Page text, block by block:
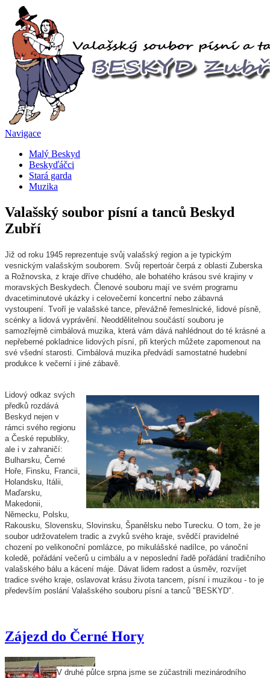
Navigace
Malý Beskyd
Beskyďáčci
Stará garda
Muzika
Valašský soubor písní a tanců Beskyd
Zubří
Již od roku 1945 reprezentuje svůj valašský region a je typickým
vesnickým valašským souborem. Svůj repertoár čerpá z oblasti Zuberska
a Rožnovska, z kraje dříve chudého, ale bohatého krásou své krajiny v
moravských Beskydech. Členové souboru mají ve svém programu
dvacetiminutové ukázky i celovečerní koncertní nebo zábavná
vystoupení. Tvoří je valašské tance, převážně řemeslnické, lidové písně,
scénky a lidová vyprávění. Neoddělitelnou součástí souboru je
samozřejmě cimbálová muzika, která vám dává nahlédnout do té krásné a
nepřeberné pokladnice lidových písní, při kterých můžete zapomenout na
své všední starosti. Cimbálová muzika předvádí samostatné hudební
produkce k večerní i jiné zábavě.
Lidový odkaz svých
předků rozdává
Beskyd nejen v
rámci svého regionu
a České republiky,
ale i v zahraničí:
Bulharsku, Černé
Hoře, Finsku, Francii,
Holandsku, Itálii,
Maďarsku,
Makedonii,
Německu, Polsku,
Rakousku, Slovensku, Slovinsku, Španělsku nebo Turecku. O tom, že je
soubor udržovatelem tradic a zvyků svého kraje , svědčí pravidelné
chození po velikonoční pomlázce, po mikulášské nadílce, po vánoční
koledě, pořádání večerů u cimbálu a v neposlední řadě pořádání tradičního
valašského bálu a kácení máje. Dávat lidem radost a úsměv, rozvíjet
tradice svého kraje, oslavovat krásu života tancem, písní i muzikou - to je
především poslání Valašského souboru písní a tanců "BESKYD".
Zájezd do Černé Hory
V druhé půlce srpna jsme se zúčastnili mezinárodního